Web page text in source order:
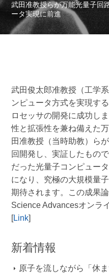
武田准教授らが万能光量子回
ータ実現に前進
武田俊太郎准教授（工学
ンピュータ方式を実現す
ロセッサの開発に成功し
性と拡張性を兼ね備えた
田准教授（当時助教）ら
回開発し、実証したもの
だった光量子コンピュー
になり、究極の大規模量
期待されます。この成果
Science Advancesオンラ
[Link]
新着情報
原子を流しながら「休